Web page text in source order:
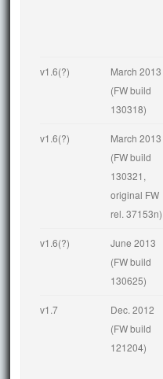
v1.6(?)
March 2013
(FW build
130318)
v1.6(?)
March 2013
(FW build
130321,
original FW
rel. 37153n)
v1.6(?)
June 2013
(FW build
130625)
v1.7
Dec. 2012
(FW build
121204)